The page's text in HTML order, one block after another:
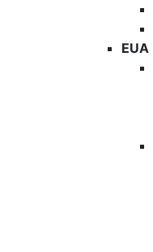
EUA